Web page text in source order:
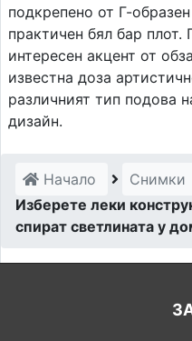
подкрепено от Г-
практичен бял бар плот.
интересен акцент от
известна доза
различният тип подова
дизайн.
Начало Снимки
Изберете леки
спират светлината у